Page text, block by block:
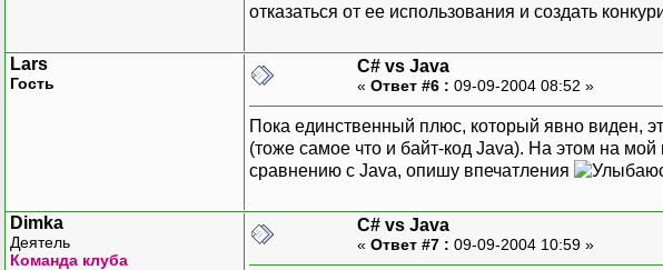
отказаться от ее использования и создать
Lars
Гость
C# vs Java
« Ответ #6 : 09-09-2004 08:52 »
Пока единственный плюс, который явно виден,
(тоже самое что и байт-код Java). На этом на
сравнению с Java, опишу впечатления
Dimka
Деятель
Команда клуба
C# vs Java
« Ответ #7 : 09-09-2004 10:59 »